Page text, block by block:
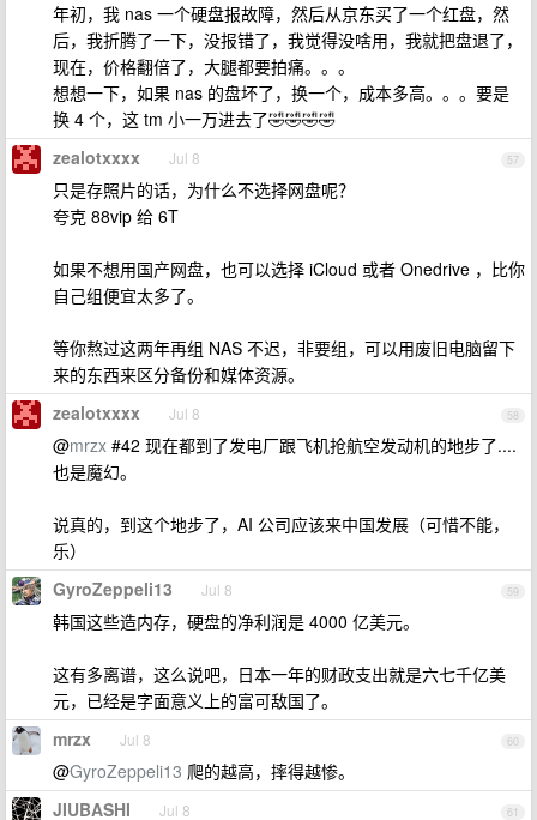
年初，我 nas 一个硬盘报故障，然后从京东买了一个红盘，然
后，我折腾了一下，没报错了，我觉得没啥用，我就把盘退了，
现在，价格翻倍了，大腿都要拍痛。。。
想想一下，如果 nas 的盘坏了，换一个，成本多高。。。要是
换 4 个，这 tm 小一万进去了🤣🤣🤣🤣
57
zealotxxxx Jul 8
只是存照片的话，为什么不选择网盘呢？
夸克 88vip 给 6T
如果不想用国产网盘，也可以选择 iCloud 或者 Onedrive ，比你
自己组便宜太多了。
等你熬过这两年再组 NAS 不迟，非要组，可以用废旧电脑留下
来的东西来区分备份和媒体资源。
58
zealotxxxx Jul 8
@mrzx #42 现在都到了发电厂跟飞机抢航空发动机的地步了....
也是魔幻。
说真的，到这个地步了，AI 公司应该来中国发展（可惜不能，
乐）
59
GyroZeppeli13 Jul 8
韩国这些造内存，硬盘的净利润是 4000 亿美元。
这有多离谱，这么说吧，日本一年的财政支出就是六七千亿美
元，已经是字面意义上的富可敌国了。
60
mrzx Jul 8
@GyroZeppeli13 爬的越高，摔得越惨。
61
JIUBASHI Jul 8